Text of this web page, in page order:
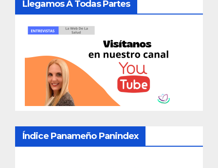
Llegamos A Todas Partes
Índice Panameño Panindex